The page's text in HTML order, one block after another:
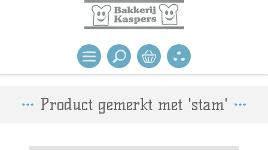
Product gemerkt met 'stam'